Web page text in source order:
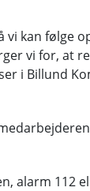
kan følge
vi for, at
i Billund
alarm 112